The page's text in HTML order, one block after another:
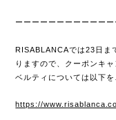
ーーーーーーーーーーー
RISABLANCAでは23日ま
りますので、クーポンキ
ベルティについては以下を
https://